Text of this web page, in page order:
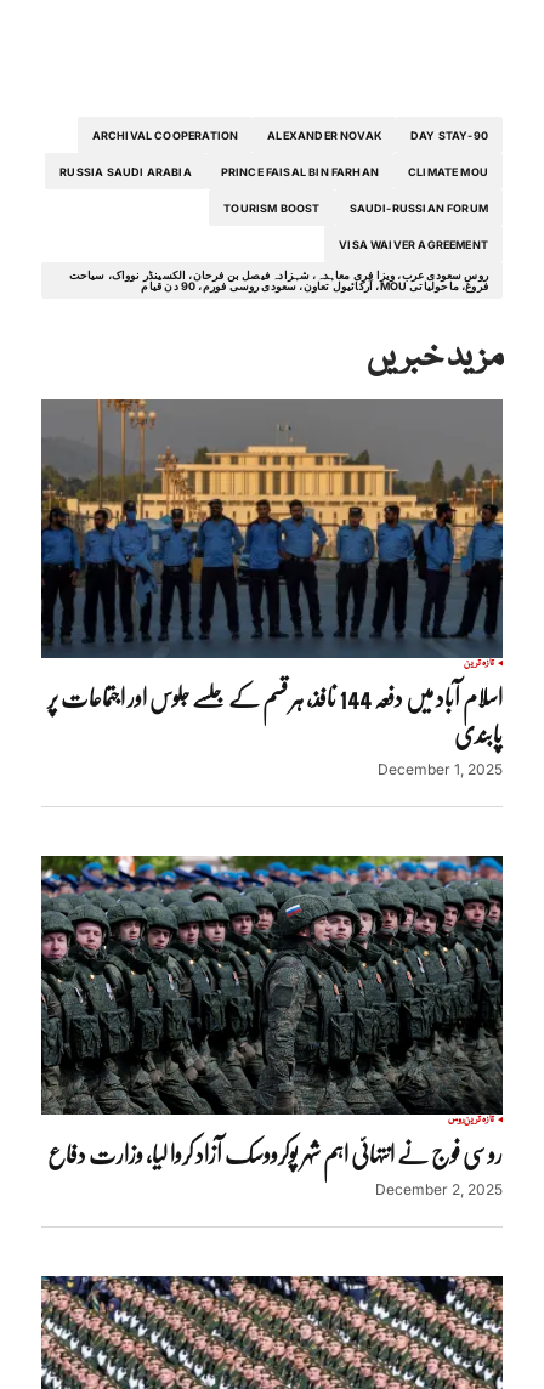
90-DAY STAY
ALEXANDER NOVAK
ARCHIVAL COOPERATION
CLIMATE MOU
PRINCE FAISAL BIN FARHAN
RUSSIA SAUDI ARABIA
SAUDI-RUSSIAN FORUM
TOURISM BOOST
VISA WAIVER AGREEMENT
روس سعودی عرب، ویزا فری معاہدہ، شہزادہ فیصل بن فرحان، الکسینڈر نوواک، سیاحت
فروغ، ماحولیاتی MOU، آرکائیول تعاون، سعودی روسی فورم، 90 دن قیام
مزید خبریں
تازہ ترین
اسلام آباد میں دفعہ 144 نافذ، ہر قسم کے جلسے جلوس اور اجتماعات پر
پابندی
December 1, 2025
تازہ ترینروس
روسی فوج نے انتہائی اہم شہر پوکرووسک آزاد کروا لیا، وزارت دفاع
December 2, 2025